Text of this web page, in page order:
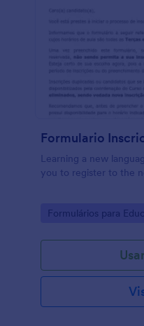
Learning a new
you to register to the
Go to Category:
Formulários para